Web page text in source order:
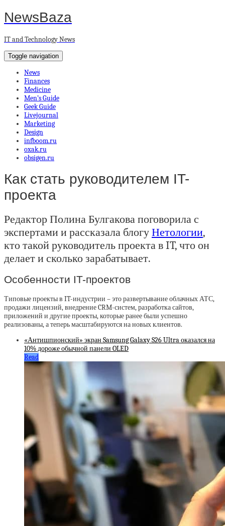
NewsBaza
IT and Technology News
Toggle navigation
News
Finances
Medicine
Men’s Guide
Geek Guide
Livejournal
Marketing
Design
infboom.ru
oxak.ru
obsigen.ru
Как стать руководителем IT-
проекта
Редактор Полина Булгакова поговорила с
экспертами и рассказала блогуНетологии,
кто такой руководитель проекта в IT, что он
делает и сколько зарабатывает.
Особенности IT-проектов
Типовые проекты в IT-индустрии – это развертывание облачных АТС,
продажи лицензий, внедрение CRM-систем, разработка сайтов,
приложений и другие проекты, которые ранее были успешно
реализованы, а теперь масштабируются на новых клиентов.
«Антишпионский» экран Samsung Galaxy S26 Ultra оказался на
10% дороже обычной панели OLED
Read